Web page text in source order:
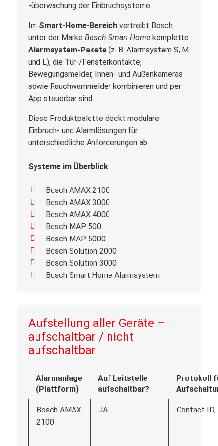
-überwachung der Einbruchsysteme.
Im Smart-Home-Bereich vertreibt Bosch
unter der Marke Bosch Smart Home komplette
Alarmsystem-Pakete (z. B. Alarmsystem S, M
und L), die Tür-/Fensterkontakte,
Bewegungsmelder, Innen- und Außenkameras
sowie Rauchwarnmelder kombinieren und per
App steuerbar sind.
Diese Produktpalette deckt modulare
Einbruch- und Alarmlösungen für
unterschiedliche Anforderungen ab.
Systeme im Überblick
Bosch AMAX 2100
Bosch AMAX 3000
Bosch AMAX 4000
Bosch MAP 500
Bosch MAP 5000
Bosch Solution 2000
Bosch Solution 3000
Bosch Smart Home Alarmsystem
Aufstellung aller Geräte –
aufschaltbar / nicht
aufschaltbar
Alarmanlage
(Plattform)
Auf Leitstelle
aufschaltbar?
Protokoll
Bosch AMAX
2100
JA Contact ID,